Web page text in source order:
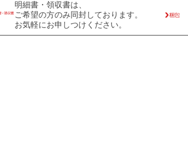
明細書・領収書は、
ご希望の方のみ同封しております。
お気軽にお申しつけください。